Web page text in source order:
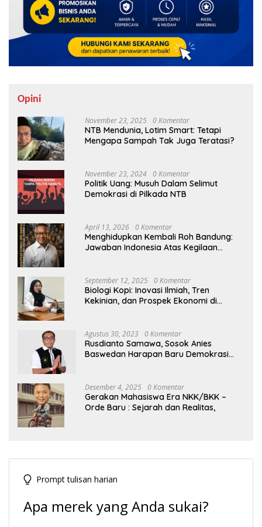
Opini
November 23, 2025 0 Komentar
NTB Mendunia, Lotim Smart: Tetapi
Mengapa Sampah Tak Juga Teratasi?
November 23, 2024 0 Komentar
Politik Uang: Musuh Dalam Selimut
Demokrasi di Pilkada NTB
April 13, 2026 0 Komentar
Menghidupkan Kembali Roh Bandung:
Jawaban Indonesia Atas Kegilaan
September 12, 2025 0 Komentar
Biologi Kopi: Inovasi Ilmiah, Tren
Kekinian, dan Prospek Ekonomi di
Agustus 30, 2023 0 Komentar
Rusdianto Samawa, Sosok Anies
Baswedan Harapan Baru Demokrasi
Desember 4, 2025 0 Komentar
Gerakan Mahasiswa Era NKK/BKK –
Orde Baru : Sejarah dan Realitas,
Prompt tulisan harian
Apa merek yang Anda sukai?